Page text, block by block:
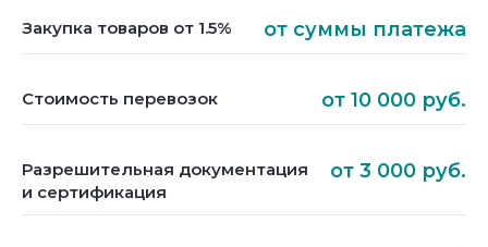
Закупка товаров от 1.5% от суммы платежа
Стоимость перевозок от 10 000 руб.
Разрешительная документация
и сертификация
от 3 000 руб.